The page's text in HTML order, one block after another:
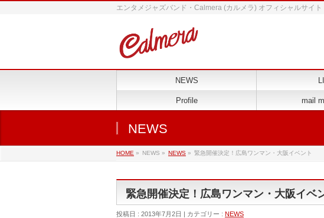
エンタメジャズバンド・Calmera (カルメラ) オフィシャルサイト
NEWS
Profile mail
NEWS
HOME » NEWS » NEWS » 緊急開催決定！広島ワンマン・大阪イベント
緊急開催決定！広島ワンマン・大阪イベ
投稿日 : 2013年7月2日 | カテゴリー : NEWS